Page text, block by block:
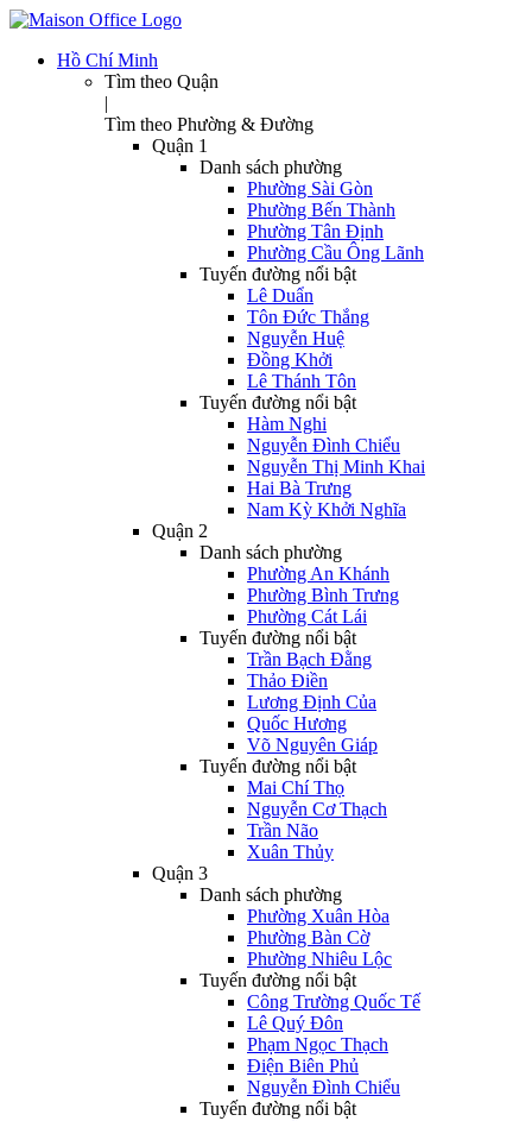
Hồ Chí Minh
Tìm theo Quận
|
Tìm theo Phường & Đường
Quận 1
Danh sách phường
Phường Sài Gòn
Phường Bến Thành
Phường Tân Định
Phường Cầu Ông Lãnh
Tuyến đường nổi bật
Lê Duẩn
Tôn Đức Thắng
Nguyễn Huệ
Đồng Khởi
Lê Thánh Tôn
Tuyến đường nổi bật
Hàm Nghi
Nguyễn Đình Chiểu
Nguyễn Thị Minh Khai
Hai Bà Trưng
Nam Kỳ Khởi Nghĩa
Quận 2
Danh sách phường
Phường An Khánh
Phường Bình Trưng
Phường Cát Lái
Tuyến đường nổi bật
Trần Bạch Đằng
Thảo Điền
Lương Định Của
Quốc Hương
Võ Nguyên Giáp
Tuyến đường nổi bật
Mai Chí Thọ
Nguyễn Cơ Thạch
Trần Não
Xuân Thủy
Quận 3
Danh sách phường
Phường Xuân Hòa
Phường Bàn Cờ
Phường Nhiêu Lộc
Tuyến đường nổi bật
Công Trường Quốc Tế
Lê Quý Đôn
Phạm Ngọc Thạch
Điện Biên Phủ
Nguyễn Đình Chiểu
Tuyến đường nổi bật